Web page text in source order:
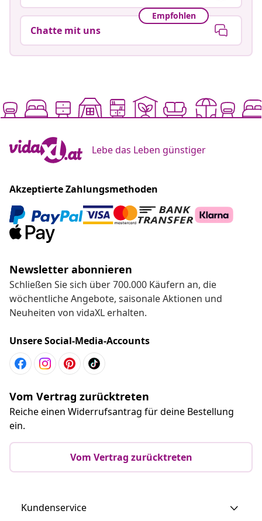
Empfohlen
Chatte mit uns
Lebe das Leben günstiger
Akzeptierte Zahlungsmethoden
Newsletter abonnieren
Schließen Sie sich über 700.000 Käufern an, die
wöchentliche Angebote, saisonale Aktionen und
Neuheiten von vidaXL erhalten.
Unsere Social-Media-Accounts
Vom Vertrag zurücktreten
Reiche einen Widerrufsantrag für deine Bestellung
ein.
Vom Vertrag zurücktreten
Kundenservice